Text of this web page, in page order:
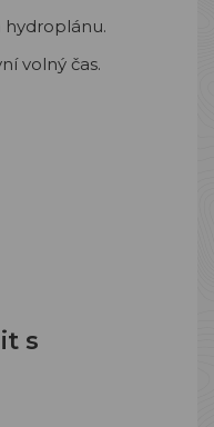
hydroplánu.
volný čas.
s